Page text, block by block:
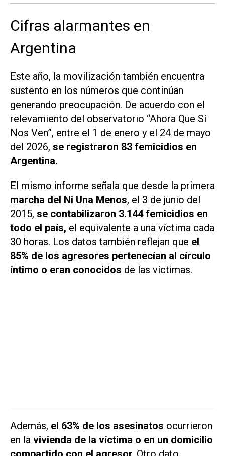
Cifras alarmantes en
Argentina
Este año, la movilización también encuentra
sustento en los números que continúan
generando preocupación. De acuerdo con el
relevamiento del observatorio “Ahora Que Sí
Nos Ven”, entre el 1 de enero y el 24 de mayo
del 2026, se registraron 83 femicidios en
Argentina.
El mismo informe señala que desde la primera
marcha del Ni Una Menos, el 3 de junio del
2015, se contabilizaron 3.144 femicidios en
todo el país, el equivalente a una víctima cada
30 horas. Los datos también reflejan que el
85% de los agresores pertenecían al círculo
íntimo o eran conocidos de las víctimas.
Además, el 63% de los asesinatos ocurrieron
en la vivienda de la víctima o en un domicilio